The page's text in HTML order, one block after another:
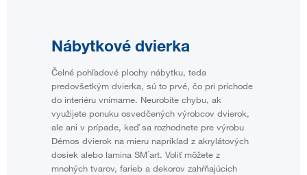
Nábytkové dvierka
Čelné pohľadové plochy nábytku, teda
predovšetkým dvierka, sú to prvé, čo pri príchode
do interiéru vnímame. Neurobíte chybu, ak
využijete ponuku osvedčených výrobcov dvierok,
ale ani v prípade, keď sa rozhodnete pre výrobu
Démos dvierok na mieru napríklad z akrylátových
dosiek alebo lamina SM´art. Voliť môžete z
mnohých tvarov, farieb a dekorov zahŕňajúcich